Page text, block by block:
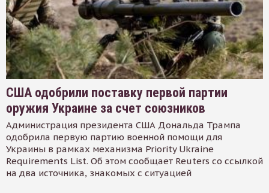
США одобрили поставку первой партии
оружия Украине за счет союзников
Администрация президента США Дональда Трампа
одобрила первую партию военной помощи для
Украины в рамках механизма Priority Ukraine
Requirements List. Об этом сообщает Reuters со ссылкой
на два источника, знакомых с ситуацией